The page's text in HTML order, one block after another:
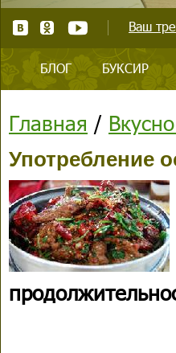
Ваш
БЛОГ БУКСИР
Главная /
Употребление